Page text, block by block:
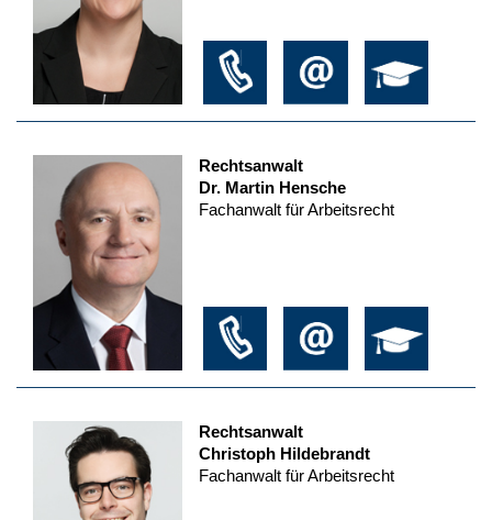
Rechtsanwalt
Dr. Martin Hensche
Fachanwalt für Arbeitsrecht
Rechtsanwalt
Christoph Hildebrandt
Fachanwalt für Arbeitsrecht